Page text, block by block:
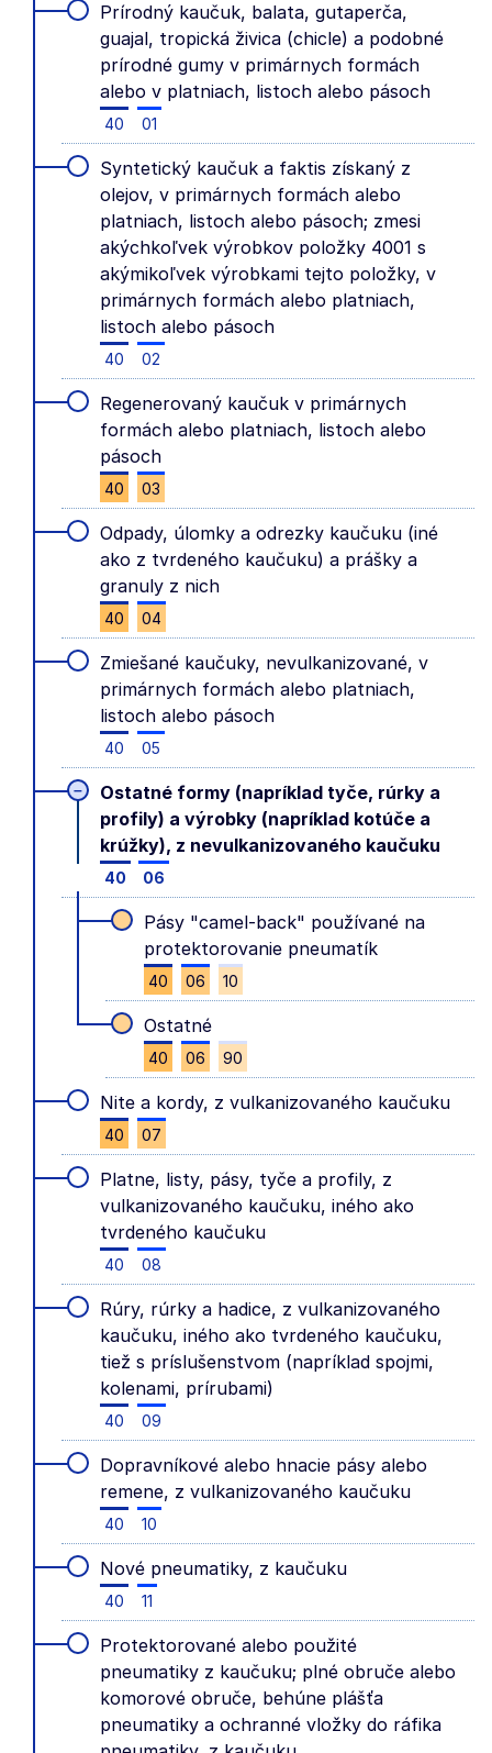
Prírodný kaučuk, balata, gutaperča,
guajal, tropická živica (chicle) a podobné
prírodné gumy v primárnych formách
alebo v platniach, listoch alebo pásoch
40 01
Syntetický kaučuk a faktis získaný z
olejov, v primárnych formách alebo
platniach, listoch alebo pásoch; zmesi
akýchkoľvek výrobkov položky 4001 s
akýmikoľvek výrobkami tejto položky, v
primárnych formách alebo platniach,
listoch alebo pásoch
40 02
Regenerovaný kaučuk v primárnych
formách alebo platniach, listoch alebo
pásoch
40 03
Odpady, úlomky a odrezky kaučuku (iné
ako z tvrdeného kaučuku) a prášky a
granuly z nich
40 04
Zmiešané kaučuky, nevulkanizované, v
primárnych formách alebo platniach,
listoch alebo pásoch
40 05
–
Ostatné formy (napríklad tyče, rúrky a
profily) a výrobky (napríklad kotúče a
krúžky), z nevulkanizovaného kaučuku
40 06
Pásy "camel-back" používané na
protektorovanie pneumatík
40 06 10
Ostatné
40 06 90
Nite a kordy, z vulkanizovaného kaučuku
40 07
Platne, listy, pásy, tyče a profily, z
vulkanizovaného kaučuku, iného ako
tvrdeného kaučuku
40 08
Rúry, rúrky a hadice, z vulkanizovaného
kaučuku, iného ako tvrdeného kaučuku,
tiež s príslušenstvom (napríklad spojmi,
kolenami, prírubami)
40 09
Dopravníkové alebo hnacie pásy alebo
remene, z vulkanizovaného kaučuku
40 10
Nové pneumatiky, z kaučuku
40 11
Protektorované alebo použité
pneumatiky z kaučuku; plné obruče alebo
komorové obruče, behúne plášťa
pneumatiky a ochranné vložky do ráfika